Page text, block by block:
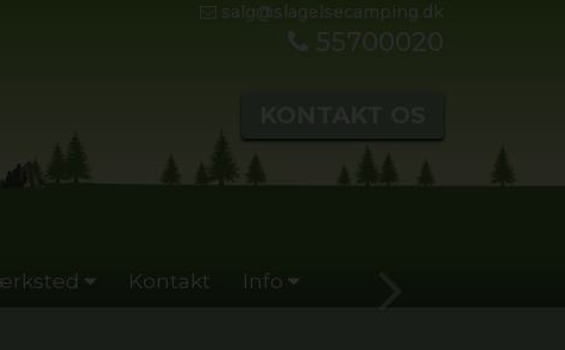
salg@slagelsecamping.dk
55700020
Kontakt Info